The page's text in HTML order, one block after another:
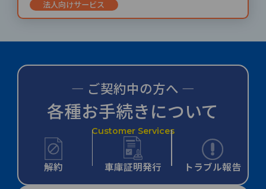
法人向けサービス
― ご契約中の方へ ―
各種お手続きについて
Customer Services
解約 車庫証明発行 トラブル報告